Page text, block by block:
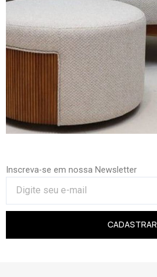
Inscreva-se em nossa Newsletter
CADASTRAR